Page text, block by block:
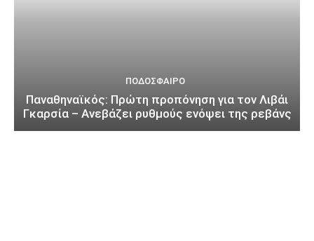
ΠΟΔΌΣΦΑΙΡΟ
Παναθηναϊκός: Πρώτη προπόνηση για τον Λιβάι
Γκαρσία – Ανεβάζει ρυθμούς ενόψει της ρεβάνς